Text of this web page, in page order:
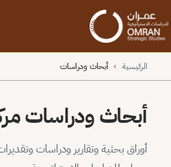
الرئيسية › أبحاث ودراسات
أبحاث ودراسات
أوراق بحثية وتقارير ودراسات